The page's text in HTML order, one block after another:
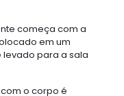
começa com a
em um
levado para a sala
o corpo é